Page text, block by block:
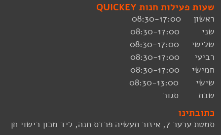
שעות פעילות חנות QUICKEY
ראשון 08:30-17:00
שני 08:30-17:00
שלישי 08:30-17:00
רביעי 08:30-17:00
חמישי 08:30-17:00
שישי 08:30-13:00
שבת סגור
כתובתינו
סמטת ערער 7, איזור תעשיה פרדס חנה, ליד מכון רישוי חן